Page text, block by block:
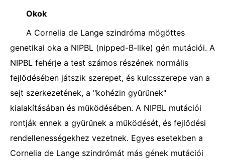
Okok
A Cornelia de Lange szindróma mögöttes
genetikai oka a NIPBL (nipped-B-like) gén mutációi. A
NIPBL fehérje a test számos részének normális
fejlődésében játszik szerepet, és kulcsszerepe van a
sejt szerkezetének, a "kohézin gyűrűnek"
kialakításában és működésében. A NIPBL mutációi
rontják ennek a gyűrűnek a működését, és fejlődési
rendellenességekhez vezetnek. Egyes esetekben a
Cornelia de Lange szindrómát más gének mutációi